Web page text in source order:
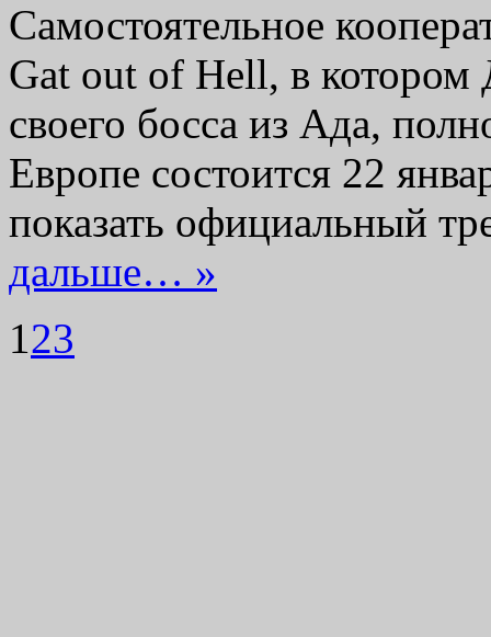
Самостоятельное
Gat out of Hell, в
своего босса из Ада,
Европе состоится 22
показать официальный
дальше… »
123